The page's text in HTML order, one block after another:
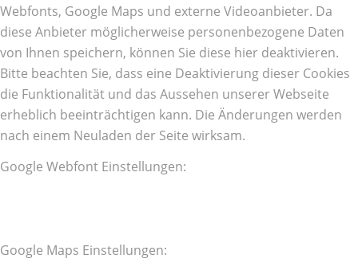
Webfonts, Google Maps und externe Videoanbieter. Da
diese Anbieter möglicherweise personenbezogene Daten
von Ihnen speichern, können Sie diese hier deaktivieren.
Bitte beachten Sie, dass eine Deaktivierung dieser Cookies
die Funktionalität und das Aussehen unserer Webseite
erheblich beeinträchtigen kann. Die Änderungen werden
nach einem Neuladen der Seite wirksam.
Google Webfont Einstellungen:
Google Maps Einstellungen: